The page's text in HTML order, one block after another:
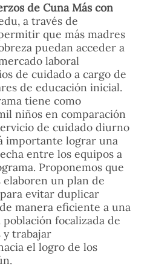
de Cuna Más con
a través de
que más madres
puedan acceder a
laboral
de cuidado a cargo de
de educación inicial.
tiene como
niños en comparación
de cuidado diurno
importante lograr una
entre los equipos a
Proponemos que
elaboren un plan de
evitar duplicar
manera eficiente a una
focalizada de
y trabajar
el logro de los